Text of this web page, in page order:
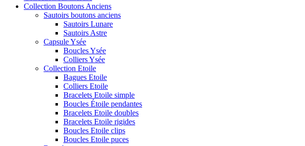
Collection Boutons Anciens
Sautoirs boutons anciens
Sautoirs Lunare
Sautoirs Astre
Capsule Ysée
Boucles Ysée
Colliers Ysée
Collection Etoile
Bagues Etoile
Colliers Etoile
Bracelets Etoile simple
Boucles Étoile pendantes
Bracelets Etoile doubles
Bracelets Etoile rigides
Boucles Etoile clips
Boucles Etoile puces